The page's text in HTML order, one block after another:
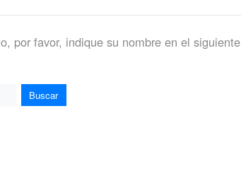
por favor, indique su nombre en el
Buscar